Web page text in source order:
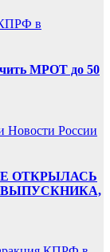
в
МРОТ до 50
Новости России
ОТКРЫЛАСЬ
ВЫПУСКНИКА,